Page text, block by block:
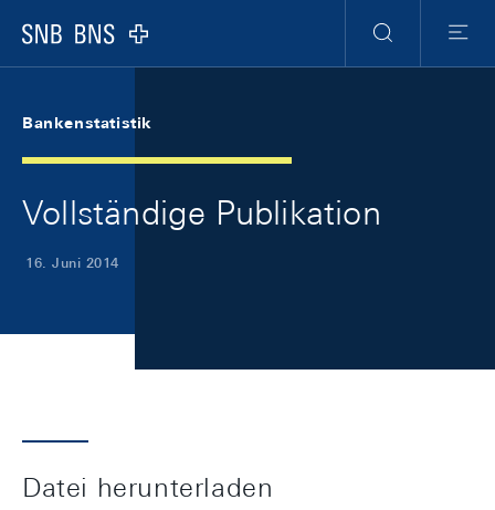
Logo
Suche
Menu
Bankenstatistik
Vollständige Publikation
16. Juni 2014
Datei herunterladen